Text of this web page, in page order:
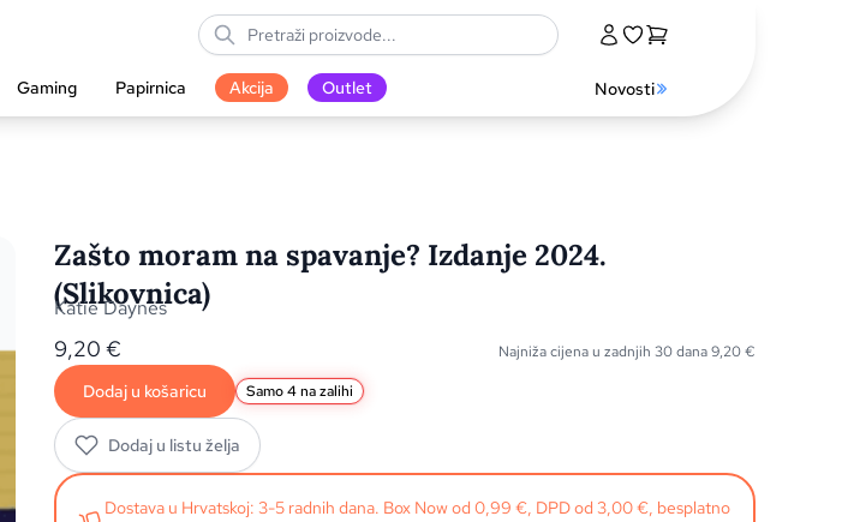
Gaming Papirnica Akcija Outlet Novosti
Zašto moram na spavanje? Izdanje 2024.
(Slikovnica)
Katie Daynes
9,20 € Najniža cijena u zadnjih 30 dana9,20€
Dodaj u košaricu Samo 4 na zalihi
Dodaj u listu želja
Dostava u Hrvatskoj: 3-5 radnih dana. Box Now od 0,99 €, DPD od 3,00 €, besplatno